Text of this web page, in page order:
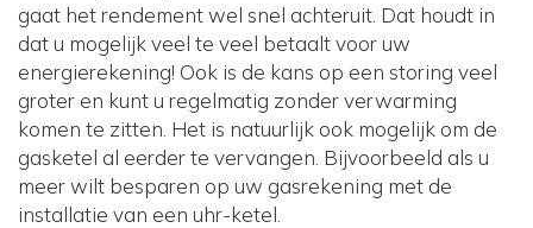
gaat het rendement wel snel achteruit. Dat houdt in
dat u mogelijk veel te veel betaalt voor uw
energierekening! Ook is de kans op een storing veel
groter en kunt u regelmatig zonder verwarming
komen te zitten. Het is natuurlijk ook mogelijk om de
gasketel al eerder te vervangen. Bijvoorbeeld als u
meer wilt besparen op uw gasrekening met de
installatie van een uhr-ketel.